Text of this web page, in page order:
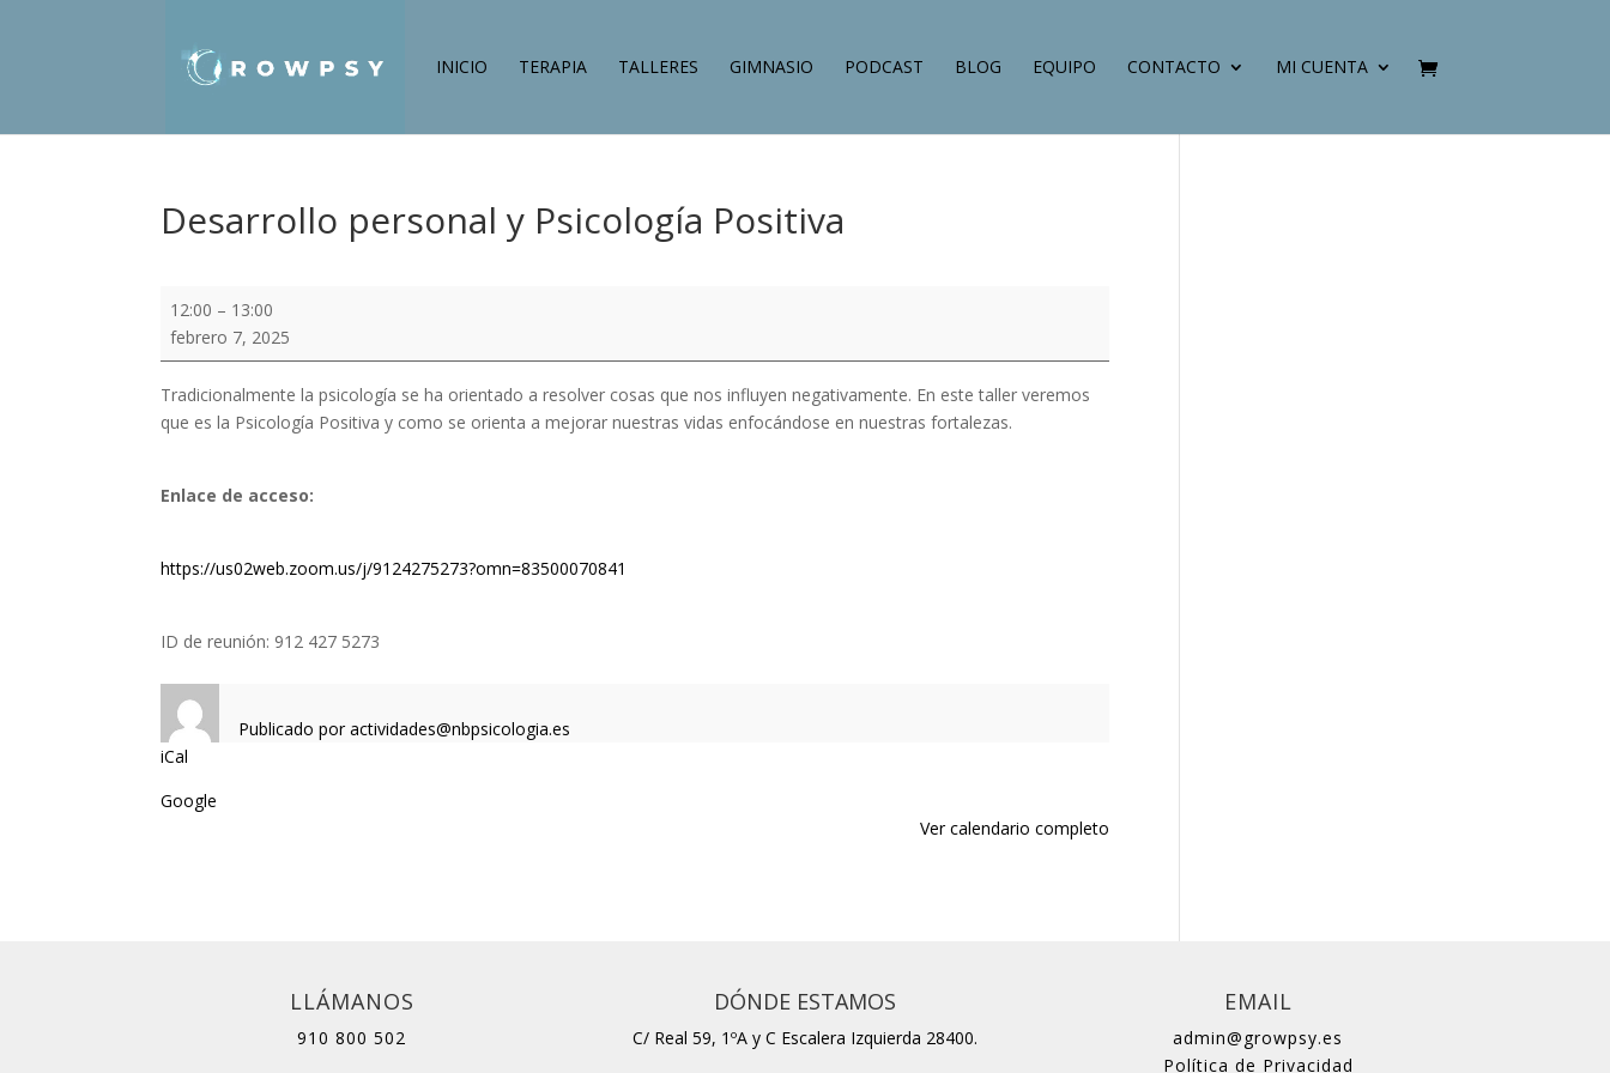
INICIO TERAPIA TALLERES GIMNASIO PODCAST BLOG EQUIPO CONTACTO MI CUENTA
Desarrollo personal y Psicología Positiva
Desarrollo
personal
Positiva
12:00 – 13:00
febrero 7, 2025
Tradicionalmente la psicología se ha orientado a resolver cosas que nos influyen negativamente. En este taller veremos
que es la Psicología Positiva y como se orienta a mejorar nuestras vidas enfocándose en nuestras fortalezas.
Enlace de acceso:
https://us02web.zoom.us/j/9124275273?omn=83500070841
ID de reunión: 912 427 5273
Publicado por actividades@nbpsicologia.es
iCal
Google
Ver calendario completo
LLÁMANOS
910 800 502
DÓNDE ESTAMOS
C/ Real 59, 1ºA y C Escalera Izquierda 28400.
EMAIL
admin@growpsy.es
Política de Privacidad